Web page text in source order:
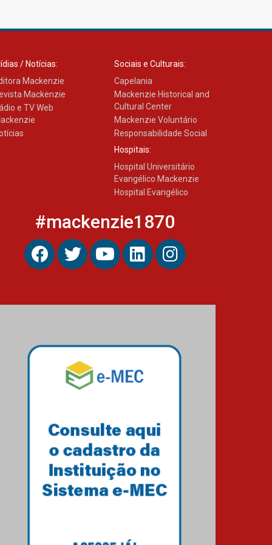
04.08.2026
/ Notícias:
Mackenzie
Mackenzie
e TV Web
Sociais e Culturais:
Capelania
Mackenzie Historical and
Cultural Center
Mackenzie Voluntário
Responsabilidade Social
Hospitais:
Hospital Universitário
Evangélico Mackenzie
Hospital Evangélico
#mackenzie1870